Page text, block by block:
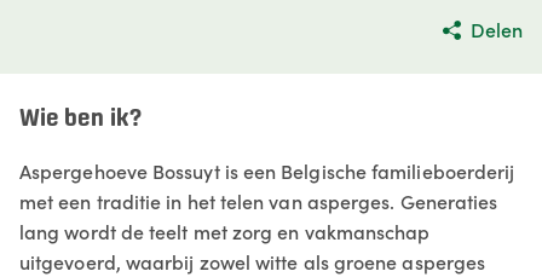
Delen
Wie ben ik?
Aspergehoeve Bossuyt is een Belgische familieboerderij
met een traditie in het telen van asperges. Generaties
lang wordt de teelt met zorg en vakmanschap
uitgevoerd, waarbij zowel witte als groene asperges